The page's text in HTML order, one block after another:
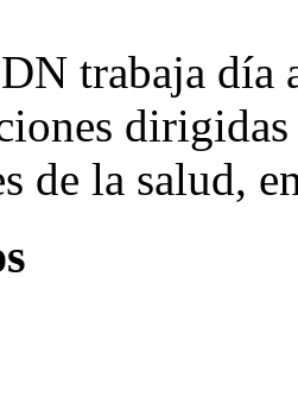
trabaja día
de la salud,